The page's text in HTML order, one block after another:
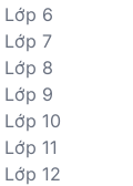
Lớp 6
Lớp 7
Lớp 8
Lớp 9
Lớp 10
Lớp 11
Lớp 12